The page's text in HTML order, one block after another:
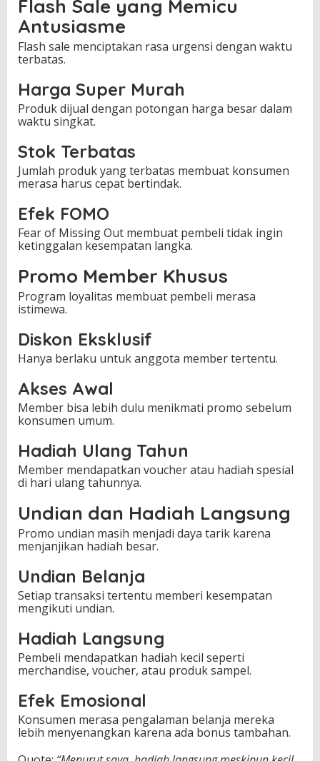
Flash Sale yang Memicu
Antusiasme
Flash sale menciptakan rasa urgensi dengan waktu
terbatas.
Harga Super Murah
Produk dijual dengan potongan harga besar dalam
waktu singkat.
Stok Terbatas
Jumlah produk yang terbatas membuat konsumen
merasa harus cepat bertindak.
Efek FOMO
Fear of Missing Out membuat pembeli tidak ingin
ketinggalan kesempatan langka.
Promo Member Khusus
Program loyalitas membuat pembeli merasa
istimewa.
Diskon Eksklusif
Hanya berlaku untuk anggota member tertentu.
Akses Awal
Member bisa lebih dulu menikmati promo sebelum
konsumen umum.
Hadiah Ulang Tahun
Member mendapatkan voucher atau hadiah spesial
di hari ulang tahunnya.
Undian dan Hadiah Langsung
Promo undian masih menjadi daya tarik karena
menjanjikan hadiah besar.
Undian Belanja
Setiap transaksi tertentu memberi kesempatan
mengikuti undian.
Hadiah Langsung
Pembeli mendapatkan hadiah kecil seperti
merchandise, voucher, atau produk sampel.
Efek Emosional
Konsumen merasa pengalaman belanja mereka
lebih menyenangkan karena ada bonus tambahan.